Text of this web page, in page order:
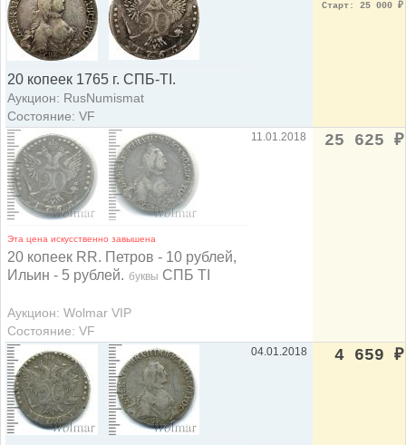
20 копеек 1765 г. СПБ-ТI.
Аукцион: RusNumismat
Состояние: VF
Старт: 25 000 ₽
Эта цена искусственно завышена
20 копеек RR. Петров - 10 рублей,
Ильин - 5 рублей. буквы СПБ TI
Аукцион: Wolmar VIP
Состояние: VF
11.01.2018 25 625 ₽
04.01.2018 4 659 ₽